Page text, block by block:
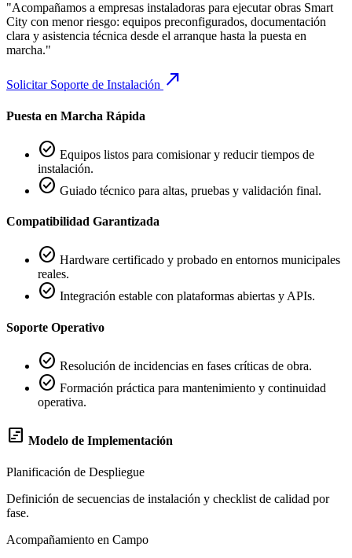
"Acompañamos a empresas instaladoras para ejecutar obras Smart
City con menor riesgo: equipos preconfigurados, documentación
clara y asistencia técnica desde el arranque hasta la puesta en
marcha."
Solicitar Soporte de Instalación call_made
Puesta en Marcha Rápida
check_circle Equipos listos para comisionar y reducir tiempos de
instalación.
check_circle Guiado técnico para altas, pruebas y validación final.
Compatibilidad Garantizada
check_circle Hardware certificado y probado en entornos municipales
reales.
check_circle Integración estable con plataformas abiertas y APIs.
Soporte Operativo
check_circle Resolución de incidencias en fases críticas de obra.
check_circle Formación práctica para mantenimiento y continuidad
operativa.
view_timeline Modelo de Implementación
Planificación de Despliegue
Definición de secuencias de instalación y checklist de calidad por
fase.
Acompañamiento en Campo